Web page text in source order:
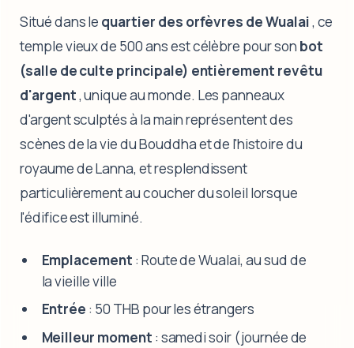
Situé dans le quartier des orfèvres de Wualai, ce
temple vieux de 500 ans est célèbre pour son bot
(salle de culte principale) entièrement revêtu
d'argent, unique au monde. Les panneaux
d'argent sculptés à la main représentent des
scènes de la vie du Bouddha et de l'histoire du
royaume de Lanna, et resplendissent
particulièrement au coucher du soleil lorsque
l'édifice est illuminé.
Emplacement : Route de Wualai, au sud de
la vieille ville
Entrée : 50 THB pour les étrangers
Meilleur moment : samedi soir (journée de